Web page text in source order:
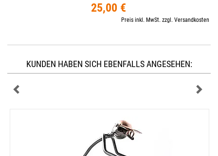
25,00 €
Preis inkl. MwSt. zzgl. Versandkosten
KUNDEN HABEN SICH EBENFALLS ANGESEHEN: